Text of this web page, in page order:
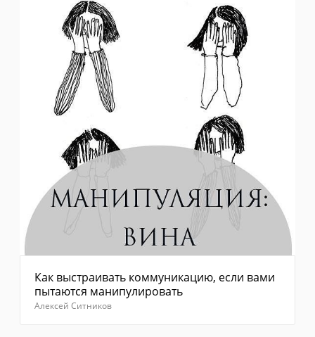
Как выстраивать коммуникацию, если вами
пытаются манипулировать
Алексей Ситников